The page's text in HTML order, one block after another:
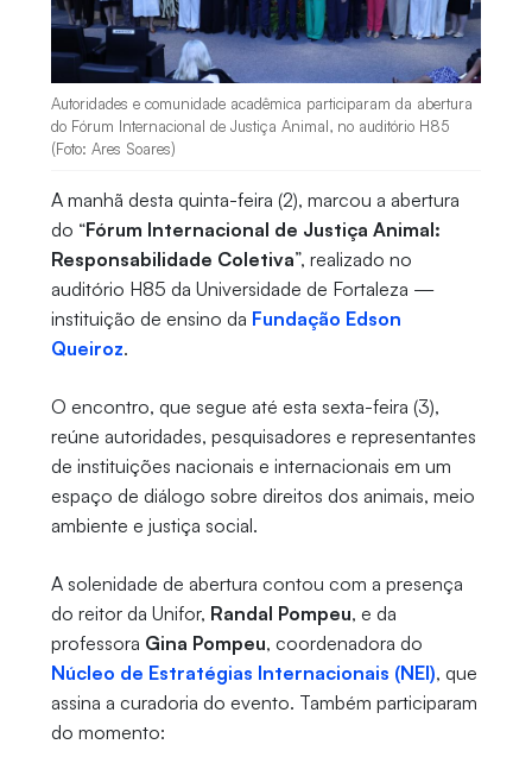
Autoridades e comunidade acadêmica participaram da abertura
do Fórum Internacional de Justiça Animal, no auditório H85
(Foto: Ares Soares)
A manhã desta quinta-feira (2), marcou a abertura
do “Fórum Internacional de Justiça Animal:
Responsabilidade Coletiva”, realizado no
auditório H85 da Universidade de Fortaleza —
instituição de ensino da Fundação Edson
Queiroz.
O encontro, que segue até esta sexta-feira (3),
reúne autoridades, pesquisadores e representantes
de instituições nacionais e internacionais em um
espaço de diálogo sobre direitos dos animais, meio
ambiente e justiça social.
A solenidade de abertura contou com a presença
do reitor da Unifor, Randal Pompeu, e da
professora Gina Pompeu, coordenadora do
Núcleo de Estratégias Internacionais (NEI), que
assina a curadoria do evento. Também participaram
do momento: